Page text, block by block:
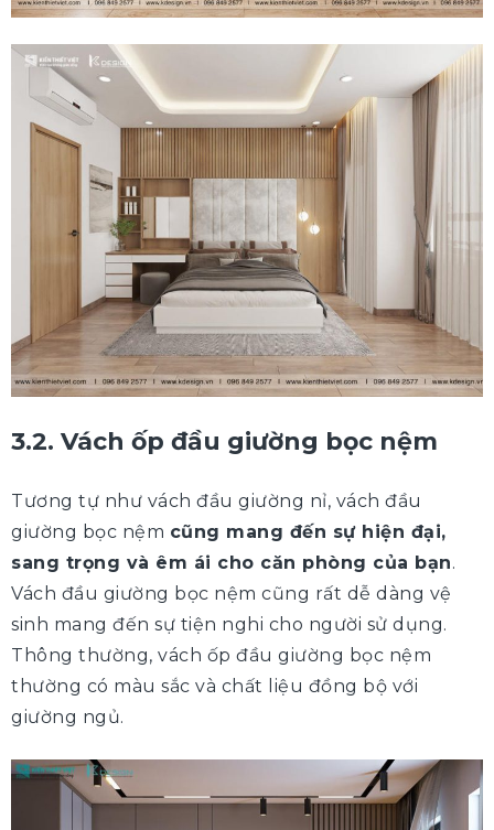
3.2. Vách ốp đầu giường bọc nệm
Tương tự như vách đầu giường nỉ, vách đầu
giường bọc nệm cũng mang đến sự hiện đại,
sang trọng và êm ái cho căn phòng của bạn.
Vách đầu giường bọc nệm cũng rất dễ dàng vệ
sinh mang đến sự tiện nghi cho người sử dụng.
Thông thường, vách ốp đầu giường bọc nệm
thường có màu sắc và chất liệu đồng bộ với
giường ngủ.